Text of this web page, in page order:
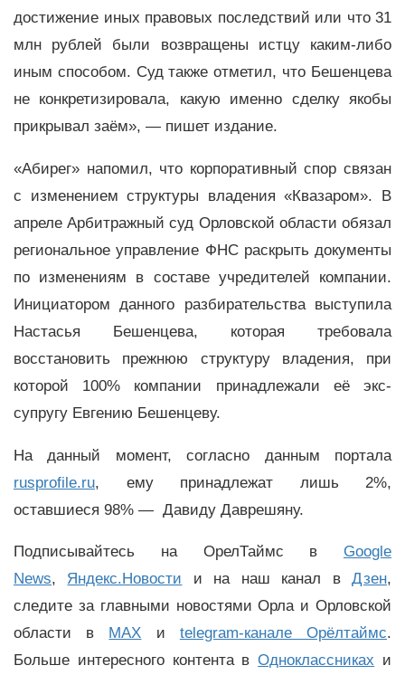
достижение иных правовых последствий или что 31
млн рублей были возвращены истцу каким-либо
иным способом. Суд также отметил, что Бешенцева
не конкретизировала, какую именно сделку якобы
прикрывал заём», — пишет издание.
«Абирег» напомил, что корпоративный спор связан
с изменением структуры владения «Квазаром». В
апреле Арбитражный суд Орловской области обязал
региональное управление ФНС раскрыть документы
по изменениям в составе учредителей компании.
Инициатором данного разбирательства выступила
Настасья Бешенцева, которая требовала
восстановить прежнюю структуру владения, при
которой 100% компании принадлежали её экс-
супругу Евгению Бешенцеву.
На данный момент, согласно данным портала
rusprofile.ru, ему принадлежат лишь 2%,
оставшиеся 98% — Давиду Даврешяну.
Подписывайтесь на ОрелТаймс в Google
News, Яндекс.Новости и на наш канал вДзен,
следите за главными новостями Орла и Орловской
области в MAX и telegram-канале Орёлтаймс.
Больше интересного контента вОдноклассниках и